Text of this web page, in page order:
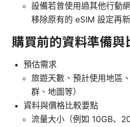
設備若曾使用過其他行動
移除原有的 eSIM 設定再
購買前的資料準備與
預估需求
旅遊天數、預計使用地區
群、地圖等）
資料與價格比較要點
流量大小（例如 10GB、